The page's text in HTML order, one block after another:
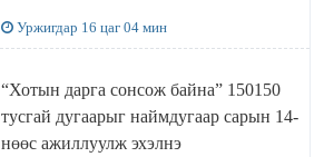
Уржигдар 16 цаг 04 мин
“Хотын дарга сонсож байна” 150150
тусгай дугаарыг наймдугаар сарын 14-
нөөс ажиллуулж эхэлнэ